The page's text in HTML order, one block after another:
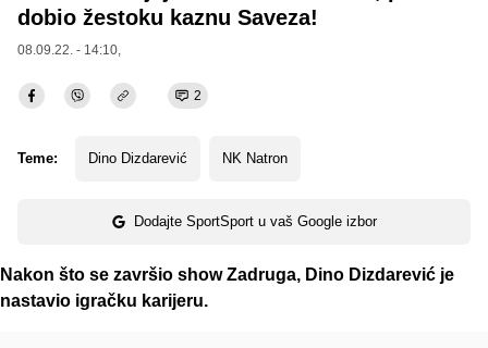
dobio žestoku kaznu Saveza!
08.09.22. - 14:10,
2
Teme: Dino Dizdarević NK Natron
Dodajte SportSport u vaš Google izbor
Nakon što se završio show Zadruga, Dino Dizdarević je
nastavio igračku karijeru.